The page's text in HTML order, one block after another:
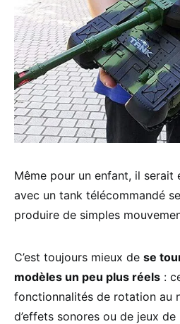
Même pour un enfant, il serait
avec un tank télécommandé
produire de simples
C’est toujours mieux de se
modèles un peu plus réels :
fonctionnalités de rotation au
d’effets sonores ou de jeux